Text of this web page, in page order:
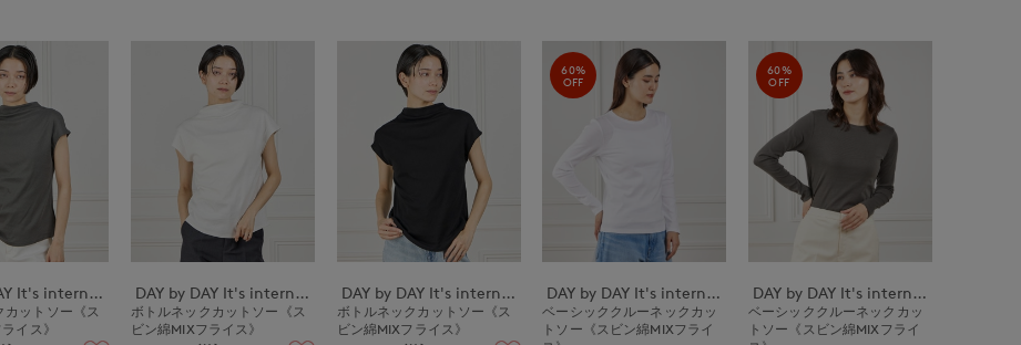
DAY by DAY It's international
カットソー《ス
イス》
DAY by DAY It's international
ボトルネックカットソー《ス
ビン綿MIXフライス》
DAY by DAY It's international
ボトルネックカットソー《ス
ビン綿MIXフライス》
60%
OFF
DAY by DAY It's international
ベーシッククルーネックカッ
トソー《スビン綿MIXフライ
60%
OFF
DAY by DAY It's international
ベーシッククルーネックカッ
トソー《スビン綿MIXフライ